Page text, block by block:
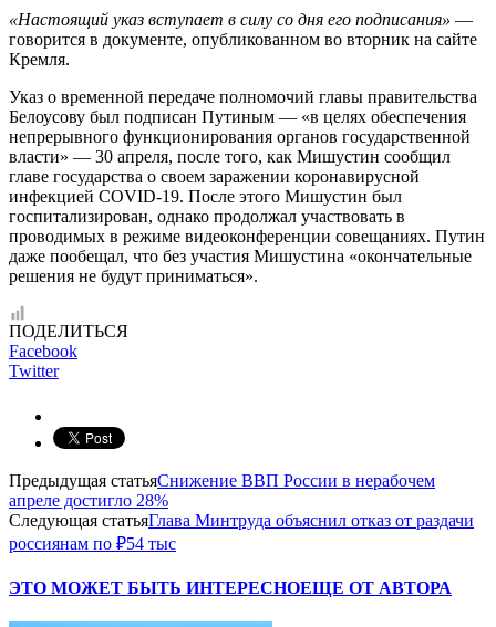
«Настоящий указ вступает в силу со дня его подписания» —
говорится в документе, опубликованном во вторник на сайте
Кремля.
Указ о временной передаче полномочий главы правительства
Белоусову был подписан Путиным — «в целях обеспечения
непрерывного функционирования органов государственной
власти» — 30 апреля, после того, как Мишустин сообщил
главе государства о своем заражении коронавирусной
инфекцией COVID-19. После этого Мишустин был
госпитализирован, однако продолжал участвовать в
проводимых в режиме видеоконференции совещаниях. Путин
даже пообещал, что без участия Мишустина «окончательные
решения не будут приниматься».
ПОДЕЛИТЬСЯ
Facebook
Twitter
Предыдущая статьяСнижение ВВП России в нерабочем
апреле достигло 28%
Следующая статьяГлава Минтруда объяснил отказ от раздачи
россиянам по ₽54 тыс
ЭТО МОЖЕТ БЫТЬ ИНТЕРЕСНОЕЩЕ ОТ АВТОРА